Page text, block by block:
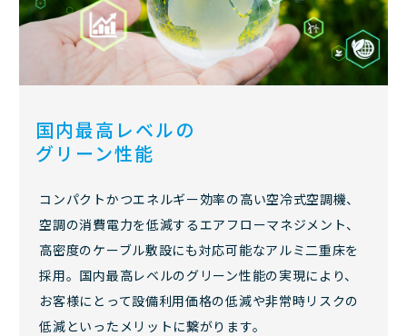
国内最高レベルの
グリーン性能
コンパクトかつエネルギー効率の高い空冷式空調機、
空調の消費電力を低減するエアフローマネジメント、
高密度のケーブル敷設にも対応可能なアルミ二重床を
採用。国内最高レベルのグリーン性能の実現により、
お客様にとって設備利用価格の低減や非常時リスクの
低減といったメリットに繋がります。